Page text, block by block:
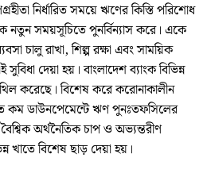
নির্ধারিত সময়ে ঋণের কিস্তি পরিশোধ
নতুন সময়সূচিতে পুনর্বিন্যাস করে। একে
চালু রাখা, শিল্প রক্ষা এবং সাময়িক
দেয়া হয়। বাংলাদেশ ব্যাংক বিভিন্ন
করেছে। বিশেষ করে করোনাকালীন
কম ডাউনপেমেন্টে ঋণ পুনঃতফসিলের
অর্থনৈতিক চাপ ও অভ্যন্তরীণ
খাতে বিশেষ ছাড় দেয়া হয়।